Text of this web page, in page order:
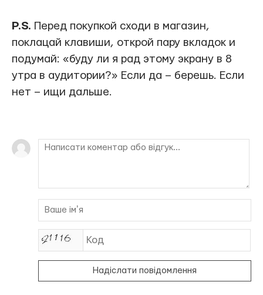
P.S. Перед покупкой сходи в магазин,
поклацай клавиши, открой пару вкладок и
подумай: «буду ли я рад этому экрану в 8
утра в аудитории?» Если да – берешь. Если
нет – ищи дальше.
Надіслати повідомлення